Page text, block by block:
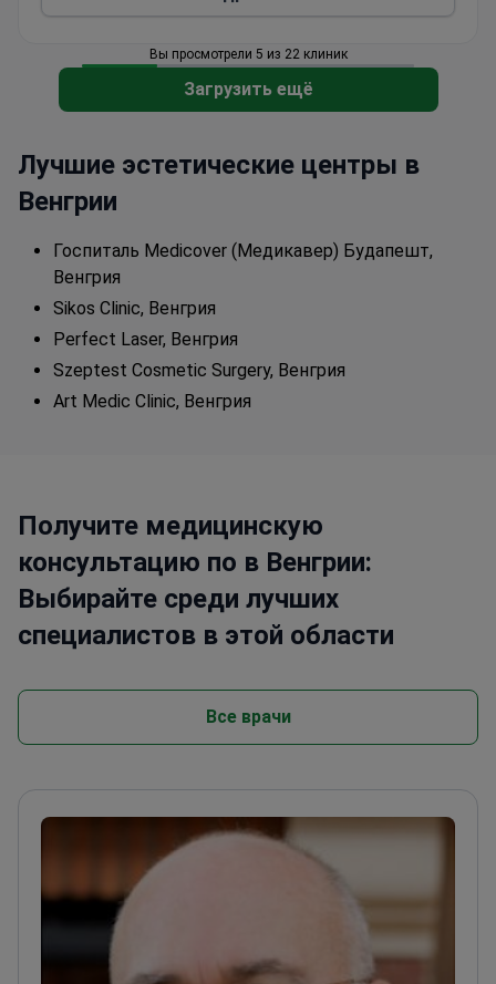
Вы просмотрели 5 из 22 клиник
Загрузить ещё
Лучшие эстетические центры в
Венгрии
Госпиталь Medicover (Медикавер) Будапешт,
Венгрия
Sikos Clinic, Венгрия
Perfect Laser, Венгрия
Szeptest Cosmetic Surgery, Венгрия
Art Medic Clinic, Венгрия
Получите медицинскую
консультацию по в Венгрии:
Выбирайте среди лучших
специалистов в этой области
Все врачи